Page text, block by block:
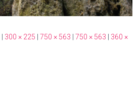
| 300 × 225 | 750 × 563 | 750 × 563 | 360 ×